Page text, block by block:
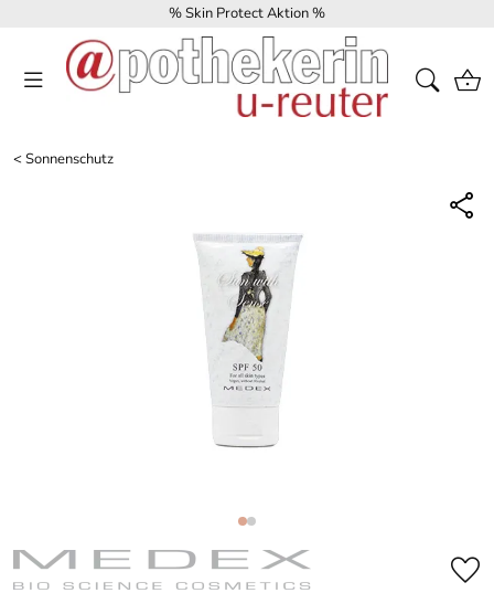
% Skin Protect Aktion %
<Sonnenschutz